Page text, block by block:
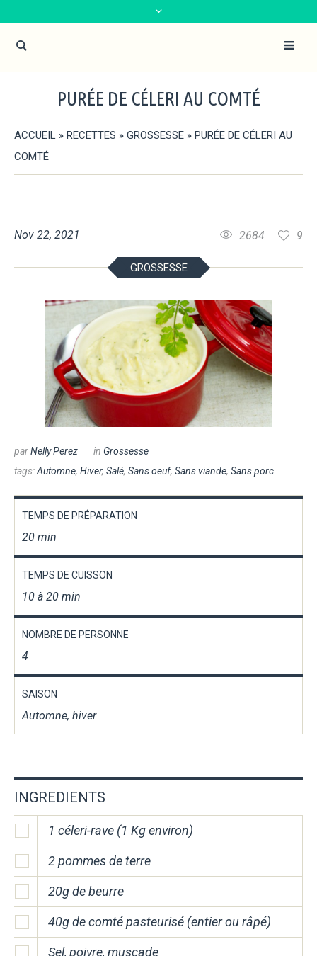
PURÉE DE CÉLERI AU COMTÉ
ACCUEIL » RECETTES » GROSSESSE » PURÉE DE CÉLERI AU
COMTÉ
Nov 22, 2021 9
2684
GROSSESSE
parNelly Perez in Grossesse
tags:Automne, Hiver, Salé, Sans oeuf, Sans viande, Sans porc
TEMPS DE PRÉPARATION
20 min
TEMPS DE CUISSON
10 à 20 min
NOMBRE DE PERSONNE
4
SAISON
Automne, hiver
INGREDIENTS
1 céleri-rave (1 Kg environ)
2 pommes de terre
20g de beurre
40g de comté pasteurisé (entier ou râpé)
Sel, poivre, muscade